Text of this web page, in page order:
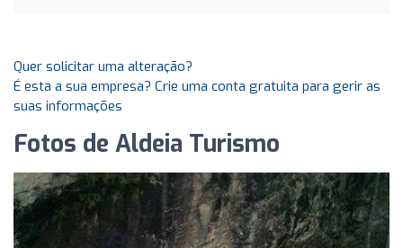
Quer solicitar uma alteração?
É esta a sua empresa? Crie uma conta gratuita para gerir as
suas informações
Fotos de Aldeia Turismo